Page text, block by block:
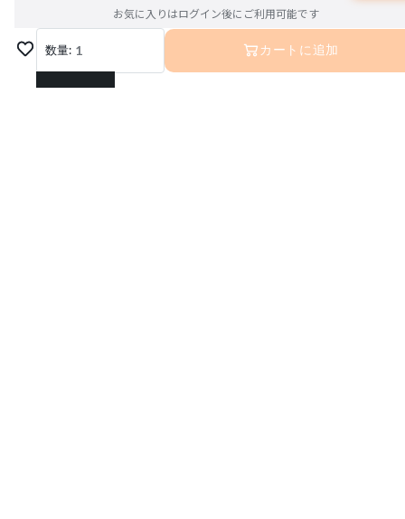
お気に入りはログイン後にご利用可能です
数量: 1
1
カートに追加